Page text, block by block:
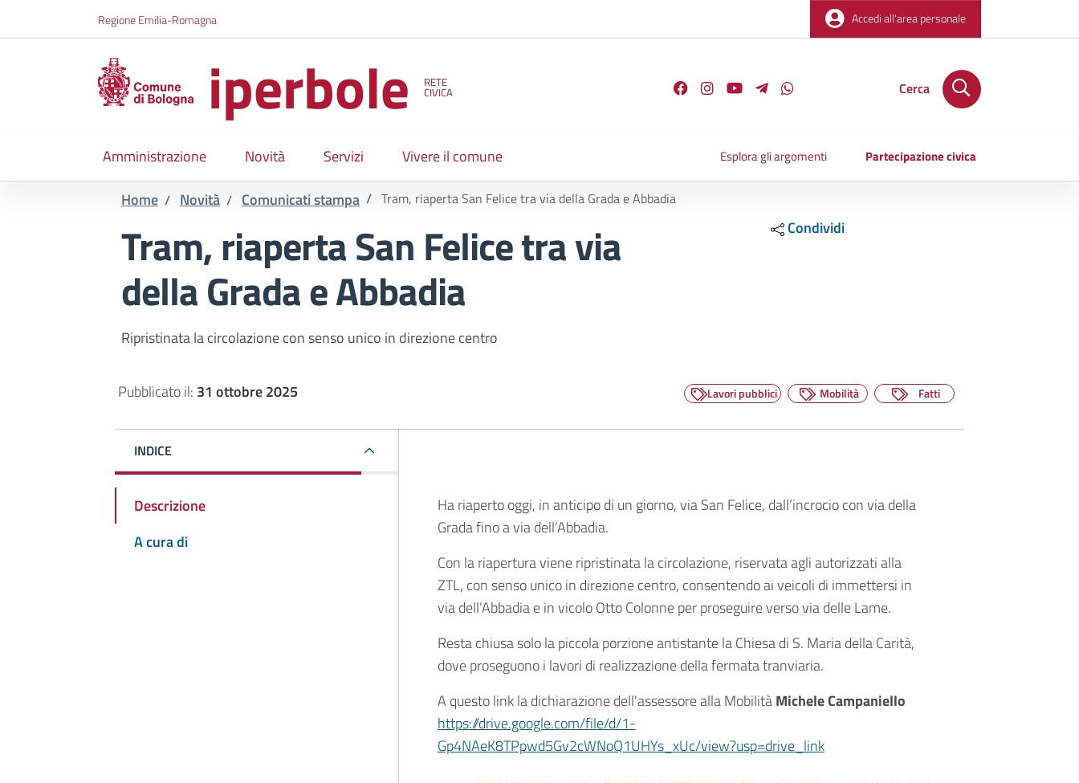
Regione Emilia-Romagna Accedi all'area personale
iperbole RETE
CIVICA Cerca
Amministrazione Novità Servizi Vivere il comune Esplora gli argomenti Partecipazione civica
Home / Novità / Comunicati stampa / Tram, riaperta San Felice tra via della Grada e Abbadia
Tram, riaperta San Felice tra via
della Grada e Abbadia
Ripristinata la circolazione con senso unico in direzione centro
Condividi
Pubblicato il: 31 ottobre 2025 Lavori pubblici Mobilità Fatti
INDICE
Descrizione
A cura di
Descrizione
Ha riaperto oggi, in anticipo di un giorno, via San Felice, dall’incrocio con via della
Grada fino a via dell’Abbadia.
Con la riapertura viene ripristinata la circolazione, riservata agli autorizzati alla
ZTL, con senso unico in direzione centro, consentendo ai veicoli di immettersi in
via dell’Abbadia e in vicolo Otto Colonne per proseguire verso via delle Lame.
Resta chiusa solo la piccola porzione antistante la Chiesa di S. Maria della Carità,
dove proseguono i lavori di realizzazione della fermata tranviaria.
A questo link la dichiarazione dell'assessore alla MobilitàMichele Campaniello
https://drive.google.com/file/d/1-
Gp4NAeK8TPpwd5Gv2cWNoQ1UHYs_xUc/view?usp=drive_link